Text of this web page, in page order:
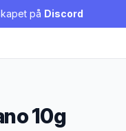
på Discord
10g